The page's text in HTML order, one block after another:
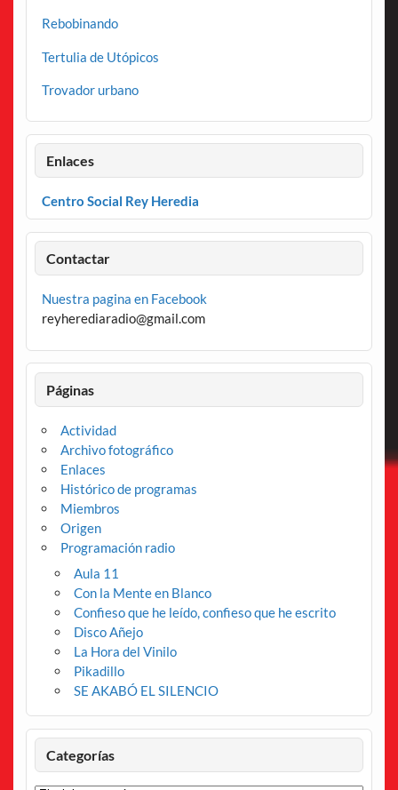
Rebobinando
Tertulia de Utópicos
Trovador urbano
Enlaces
Centro Social Rey Heredia
Contactar
Nuestra pagina en Facebook
reyherediaradio@gmail.com
Páginas
Actividad
Archivo fotográfico
Enlaces
Histórico de programas
Miembros
Origen
Programación radio
Aula 11
Con la Mente en Blanco
Confieso que he leído, confieso que he escrito
Disco Añejo
La Hora del Vinilo
Pikadillo
SE AKABÓ EL SILENCIO
Categorías